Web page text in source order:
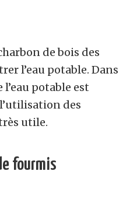
de bois des
l’eau potable. Dans
l’eau potable est
des
utile.
fourmis